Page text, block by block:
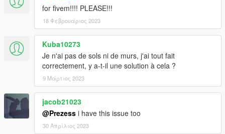
for fivem!!!! PLEASE!!!
18 Φεβρουάριος 2023
Kuba10273
Je n'ai pas de sols ni de murs, j'ai tout fait
correctement, y a-t-il une solution à cela ?
9 Μάρτιος 2023
jacob21023
@Prezess i have this issue too
30 Απρίλιος 2023